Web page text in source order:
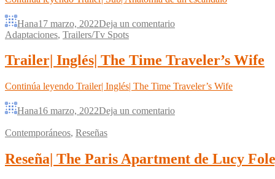
Hana17 marzo, 2022Deja un comentario
Adaptaciones, Trailers/Tv Spots
Trailer| Inglés| The Time Traveler’s Wife
Continúa leyendo Trailer| Inglés| The Time Traveler’s Wife
Hana16 marzo, 2022Deja un comentario
Contemporáneos, Reseñas
Reseña| The Paris Apartment de Lucy